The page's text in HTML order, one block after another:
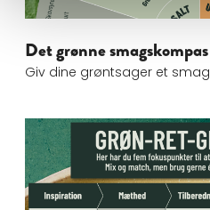
Det grønne smagskompas
Giv dine grøntsager et
Grøn-ret-generator